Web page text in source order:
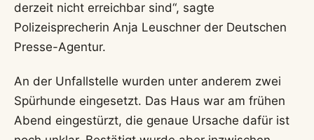
derzeit nicht erreichbar sind“, sagte
Polizeisprecherin Anja Leuschner der Deutschen
Presse-Agentur.
An der Unfallstelle wurden unter anderem zwei
Spürhunde eingesetzt. Das Haus war am frühen
Abend eingestürzt, die genaue Ursache dafür ist